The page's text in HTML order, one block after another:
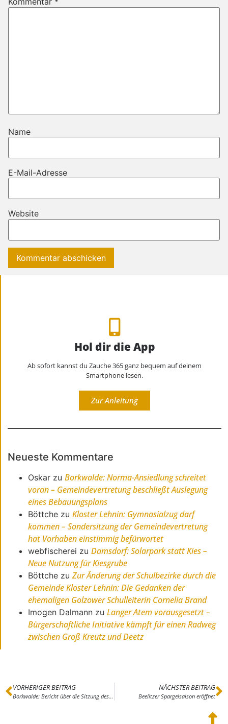
Name
E-Mail-Adresse
Website
Hol dir die App
Ab sofort kannst du Zauche 365 ganz bequem auf deinem
Smartphone lesen.
Zur Anleitung
Neueste Kommentare
Oskar zu Borkwalde: Norma-Ansiedlung schreitet
voran – Gemeindevertretung beschließt Auslegung
eines Bebauungsplans
Böttche zu Kloster Lehnin: Gymnasialzug darf
kommen – Sondersitzung der Gemeindevertretung
hat Vorhaben einstimmig befürwortet
webfischerei zu Damsdorf: Solarpark statt Kies –
Neue Nutzung für Kiesgrube
Böttche zuZur Änderung der Schulbezirke durch die
Gemeinde Kloster Lehnin: Die Gedanken der
ehemaligen Golzower Schulleiterin Cornelia Brand
Imogen Dalmann zu Langer Atem vorausgesetzt –
Bürgerschaftliche Initiative kämpft für einen Radweg
zwischen Groß Kreutz und Deetz
VORHERIGER BEITRAG
Borkwalde: Bericht über die Sitzung des Ausschusses für Finanzen, Wirtschaft, Soziales, Bauen und Ortsentwicklung der Gemeindevertretung Borkwalde vom 29.03.2023
NÄCHSTER BEITRAG
Beelitzer Spargelsaison eröffnet